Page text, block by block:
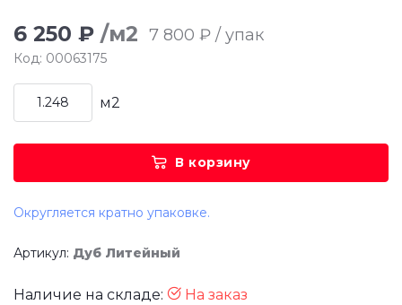
6 250 ₽ /м2 7 800 ₽ / упак
Код: 00063175
м2
В корзину
Округляется кратно упаковке.
Артикул: Дуб Литейный
Наличие на складе: На заказ